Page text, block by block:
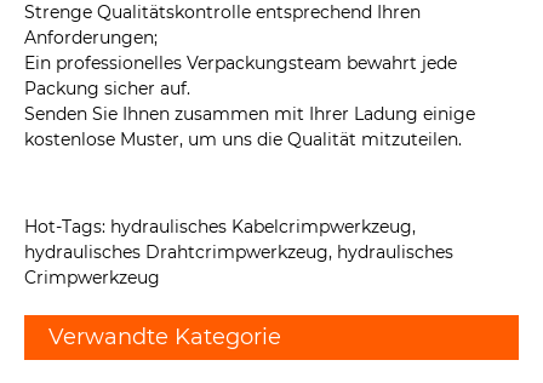
Strenge Qualitätskontrolle entsprechend Ihren
Anforderungen;
Ein professionelles Verpackungsteam bewahrt jede
Packung sicher auf.
Senden Sie Ihnen zusammen mit Ihrer Ladung einige
kostenlose Muster, um uns die Qualität mitzuteilen.
Hot-Tags: hydraulisches Kabelcrimpwerkzeug,
hydraulisches Drahtcrimpwerkzeug, hydraulisches
Crimpwerkzeug
Verwandte Kategorie